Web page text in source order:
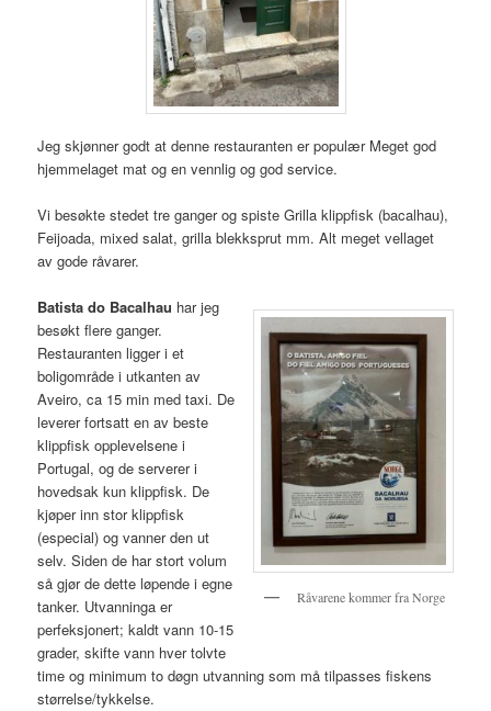
Jeg skjønner godt at denne restauranten er populær Meget god
hjemmelaget mat og en vennlig og god service.
Vi besøkte stedet tre ganger og spiste Grilla klippfisk (bacalhau),
Feijoada, mixed salat, grilla blekksprut mm. Alt meget vellaget
av gode råvarer.
Råvarene kommer fra Norge
Batista do Bacalhau har jeg
besøkt flere ganger.
Restauranten ligger i et
boligområde i utkanten av
Aveiro, ca 15 min med taxi. De
leverer fortsatt en av beste
klippfisk opplevelsene i
Portugal, og de serverer i
hovedsak kun klippfisk. De
kjøper inn stor klippfisk
(especial) og vanner den ut
selv. Siden de har stort volum
så gjør de dette løpende i egne
tanker. Utvanninga er
perfeksjonert; kaldt vann 10-15
grader, skifte vann hver tolvte
time og minimum to døgn utvanning som må tilpasses fiskens
størrelse/tykkelse.